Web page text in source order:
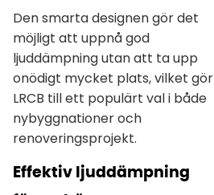
Den smarta designen gör det
möjligt att uppnå god
ljuddämpning utan att ta upp
onödigt mycket plats, vilket gör
LRCB till ett populärt val i både
nybyggnationer och
renoveringsprojekt.
Effektiv ljuddämpning